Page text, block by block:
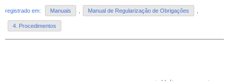
registrado em: Manuais Manual de Regularização de Obrigações
4. Procedimentos